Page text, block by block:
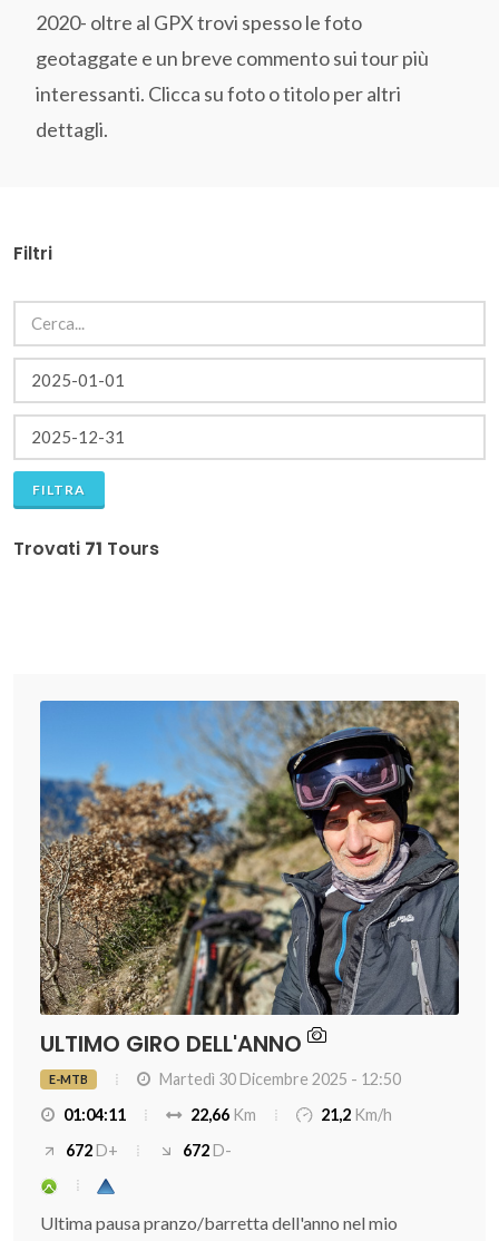
2020- oltre al GPX trovi spesso le foto
geotaggate e un breve commento sui tour più
interessanti. Clicca su foto o titolo per altri
dettagli.
Filtri
FILTRA
Trovati 71 Tours
ULTIMO GIRO DELL'ANNO
E-MTB
Martedì 30 Dicembre 2025 - 12:50
01:04:11
22,66 Km 21,2 Km/h
672D+ 672D-
Ultima pausa pranzo/barretta dell'anno nel mio